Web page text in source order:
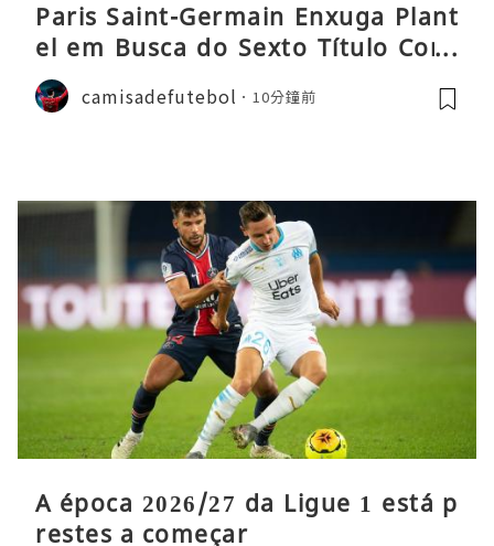
Paris Saint-Germain Enxuga Plant
el em Busca do Sexto Título Cons
ecutivo da Liga
camisadefutebol 10分鐘前
A época 2026/27 da Ligue 1 está p
restes a começar